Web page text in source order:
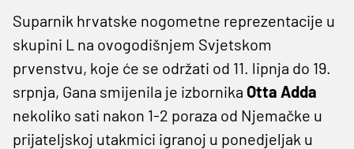
Suparnik hrvatske nogometne reprezentacije u
skupini L na ovogodišnjem Svjetskom
prvenstvu, koje će se održati od 11. lipnja do 19.
srpnja, Gana smijenila je izbornika Otta Adda
nekoliko sati nakon 1-2 poraza od Njemačke u
prijateljskoj utakmici igranoj u ponedjeljak u